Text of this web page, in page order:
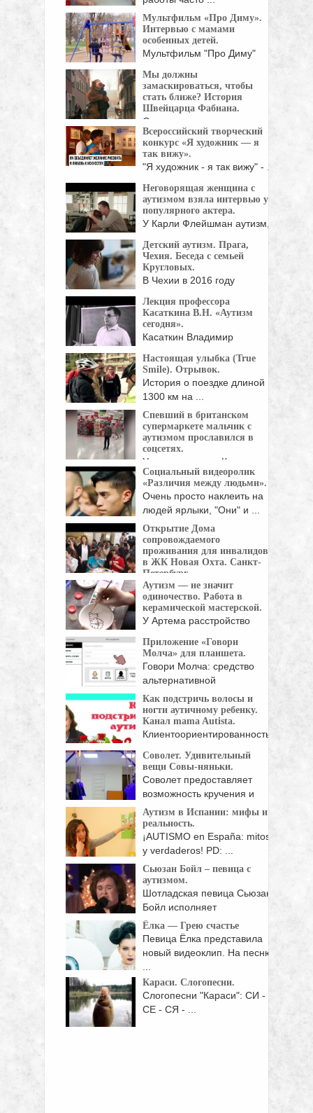
Мультфильм «Про Диму».
Интервью с мамами
особенных детей.
Мультфильм "Про Диму"
Мы должны
замаскироваться, чтобы
стать ближе? История
Швейцарца Фабиана.
Он давно уже привык, что в
автобусе ...
Всероссийский творческий
конкурс «Я художник — я
так вижу».
"Я художник - я так вижу" - ...
Неговорящая женщина с
аутизмом взяла интервью у
популярного актера.
У Карли Флейшман аутизм,
Детский аутизм. Прага,
Чехия. Беседа с семьей
Кругловых.
В Чехии в 2016 году
Лекция профессора
Касаткина В.Н. «Аутизм
сегодня».
Касаткин Владимир
медицинских наук,
профессор: Как ...
Настоящая улыбка (True
Smile). Отрывок.
История о поездке длиной
1300 км на ...
Спевший в британском
супермаркете мальчик с
аутизмом прославился в
соцсетях.
У десятилетнего Калума
Кортни из британского
Базилдона ...
Социальный видеоролик
«Различия между людьми».
Очень просто наклеить на
людей ярлыки, "Они" и ...
Открытие Дома
сопровождаемого
проживания для инвалидов
в ЖК Новая Охта. Санкт-
Петербург.
8 июня на территории
жилого комплекса «Новая ...
Аутизм — не значит
одиночество. Работа в
керамической мастерской.
У Артема расстройство
он ...
Приложение «Говори
Молча» для планшета.
Говори Молча: средство
альтернативной
коммуникации для детей ...
Как подстричь волосы и
ногти аутичному ребенку.
Канал mama Autista.
Клиентоориентированность
парикмахера Джеймса ...
Соволет. Удивительный
вещи Совы-няньки.
Соволет предоставляет
возможность кручения и
вращения в ...
Аутизм в Испании: мифы и
реальность.
¡AUTISMO en España: mitos
y verdaderos! PD: ...
Сьюзан Бойл – певица с
аутизмом.
Шотладская певица Сьюзан
Бойл исполняет
классическую английскую ...
Ёлка — Грею счастье
Певица Ёлка представила
новый видеоклип. На песню
Караси. Слогопесни.
Слогопесни "Караси": СИ -
СЕ - СЯ - ...